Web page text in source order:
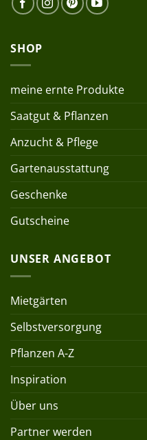
SHOP
meine ernte Produkte
Saatgut & Pflanzen
Anzucht & Pflege
Gartenausstattung
Geschenke
Gutscheine
UNSER ANGEBOT
Mietgärten
Selbstversorgung
Pflanzen A-Z
Inspiration
Über uns
Partner werden